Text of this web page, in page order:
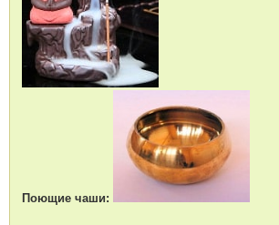
Поющие чаши: